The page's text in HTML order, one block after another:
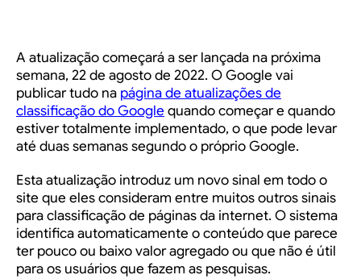
A atualização começará a ser lançada na próxima
semana, 22 de agosto de 2022. O Google vai
publicar tudo na página de atualizações de
classificação do Google quando começar e quando
estiver totalmente implementado, o que pode levar
até duas semanas segundo o próprio Google.
Esta atualização introduz um novo sinal em todo o
site que eles consideram entre muitos outros sinais
para classificação de páginas da internet. O sistema
identifica automaticamente o conteúdo que parece
ter pouco ou baixo valor agregado ou que não é útil
para os usuários que fazem as pesquisas.